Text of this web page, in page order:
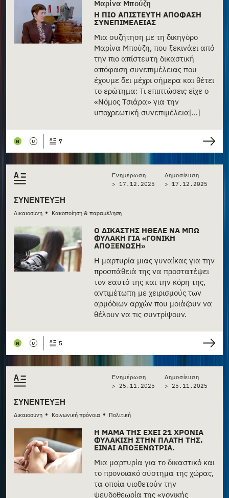
Μαρίνα Μπούζη
Η ΠΙΟ ΑΠΊΣΤΕΥΤΗ ΑΠΌΦΑΣΗ
ΣΥΝΕΠΙΜΈΛΕΙΑΣ
Μια συζήτηση με τη δικηγόρο
Μαρίνα Μπούζη, που ξεκινάει από
την πιο απίστευτη δικαστική
απόφαση συνεπιμέλειας που
έχουμε δει μέχρι σήμερα και θέτει
το ερώτημα: Τι επιπτώσεις είχε ο
«Νόμος Τσιάρα» για την
υποχρεωτική συνεπιμέλεια[...]
N U 7
ΣΥΝΈΝΤΕΥΞΗ
Δικαιοσύνη • Κακοποίηση & παραμέληση
Ενημέρωση
> 17.12.2025
Δημοσίευση
> 17.12.2025
Ο ΔΙΚΑΣΤΉΣ ΉΘΕΛΕ ΝΑ ΜΠΩ
ΦΥΛΑΚΉ ΓΙΑ «ΓΟΝΙΚΉ
ΑΠΟΞΈΝΩΣΗ»
Η μαρτυρία μιας γυναίκας για την
προσπάθειά της να προστατέψει
τον εαυτό της και την κόρη της,
αντιμέτωπη με χειρισμούς των
αρμόδιων αρχών που μοιάζουν να
θέλουν να τις συντρίψουν.
N U 5
ΣΥΝΈΝΤΕΥΞΗ
Δικαιοσύνη • Κοινωνική πρόνοια • Πολιτική
Ενημέρωση
> 25.11.2025
Δημοσίευση
> 25.11.2025
Η ΜΑΜΆ ΤΗΣ ΈΧΕΙ 21 ΧΡΌΝΙΑ
ΦΥΛΆΚΙΣΗ ΣΤΗΝ ΠΛΆΤΗ ΤΗΣ.
ΕΊΝΑΙ ΑΠΟΞΕΝΏΤΡΙΑ.
Μια μαρτυρία για το δικαστικό και
το προνοιακό σύστημα της χώρας,
τα οποία υιοθετούν την
ψευδοθεωρία της «γονικής